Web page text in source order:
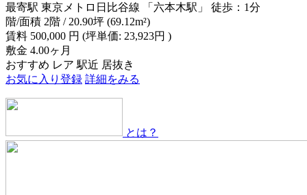
最寄駅 東京メトロ日比谷線 「六本木駅」 徒歩：1分
階/面積 2階 / 20.90坪 (69.12m²)
賃料 500,000 円 (坪単価: 23,923円 )
敷金 4.00ヶ月
おすすめ レア 駅近 居抜き
お気に入り登録 詳細をみる
とは？